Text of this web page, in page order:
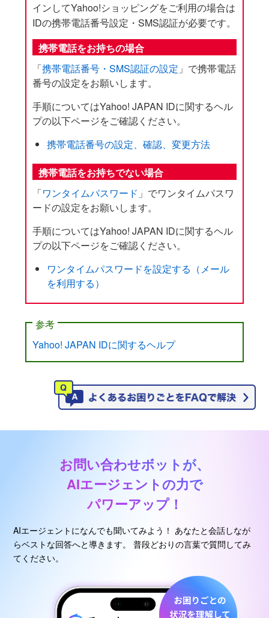
インしてYahoo!ショッピングをご利用の場合は
IDの携帯電話番号設定・SMS認証が必要です。
携帯電話をお持ちの場合
「携帯電話番号・SMS認証の設定 」で携帯電話
番号の設定をお願いします。
手順についてはYahoo! JAPAN IDに関するヘル
プの以下ページをご確認ください。
携帯電話番号の設定、確認、変更方法
携帯電話をお持ちでない場合
「ワンタイムパスワード 」でワンタイムパスワ
ードの設定をお願いします。
手順についてはYahoo! JAPAN IDに関するヘル
プの以下ページをご確認ください。
ワンタイムパスワードを設定する（メール
を利用する）
参考
Yahoo! JAPAN IDに関するヘルプ
お問い合わせボットが、
AIエージェントの力で
パワーアップ！
AIエージェントになんでも聞いてみよう！ あなたと会話しなが
らベストな回答へと導きます。
普段どおりの言葉で質問してみ
てください。